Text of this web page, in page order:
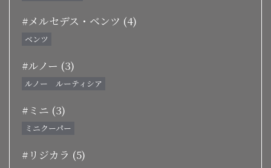
#メルセデス・ベンツ (4)
ベンツ
#ルノー (3)
ルノー ルーティシア
#ミニ (3)
ミニクーパー
#リジカラ (5)